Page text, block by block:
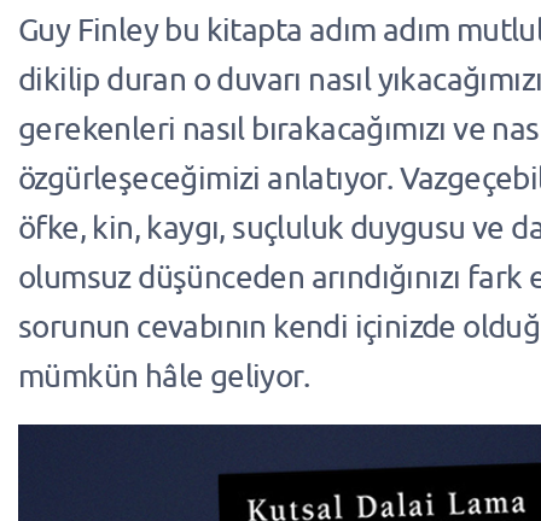
Guy Finley bu kitapta adım adım
dikilip duran o duvarı nasıl
gerekenleri nasıl bırakacağımızı ve
özgürleşeceğimizi anlatıyor.
öfke, kin, kaygı, suçluluk duygusu ve
olumsuz düşünceden arındığınızı
sorunun cevabının kendi içinizde
mümkün hâle geliyor.